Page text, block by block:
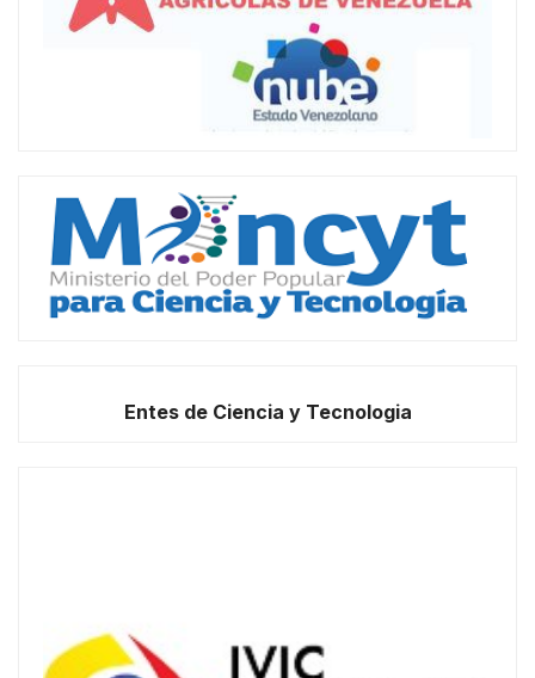
Entes de Ciencia y Tecnologia